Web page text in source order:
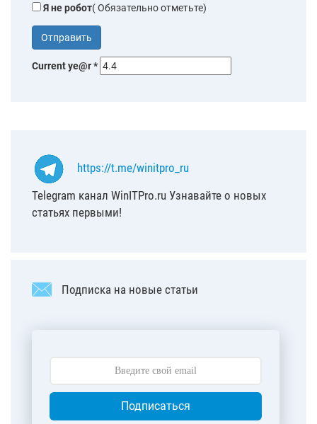
Я не робот( Обязательно отметьте)
Current ye@r*
https://t.me/winitpro_ru
Telegram канал WinITPro.ru Узнавайте о новых
статьях первыми!
Подписка на новые статьи
Подписаться